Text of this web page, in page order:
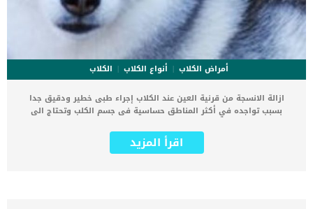
أمراض الكلاب أنواع الكلاب
الكلاب
ازالة الانسجة من قرنية العين عند الكلاب إجراء طبى خطير ودقيق جدا
بسبب تواجده في أكثر المناطق حساسية فى جسم الكلب وتحتاج الى
الموجودة فى قرنية عين الكلب والتى تسبب له مضاعفات خطيرة. الانسجة
الزائدة الموجودة فى قرنية العين عند الكلب يمكن أن تسبب ضغط شديد
اقرأ المزيد